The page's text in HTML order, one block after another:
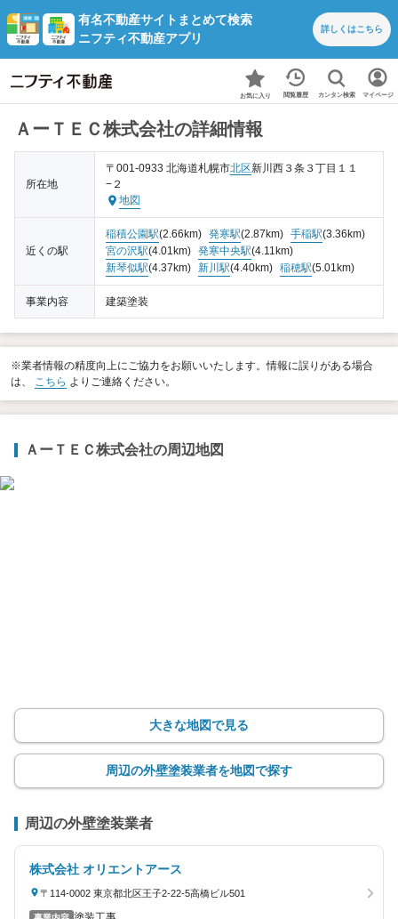
有名不動産サイトまとめて検索
ニフティ不動産アプリ
詳しくはこちら
お気に入り 閲覧履歴 カンタン検索 マイページ
ＡーＴＥＣ株式会社の詳細情報
所在地
〒001-0933 北海道札幌市北区新川西３条３丁目１１
−２
地図
近くの駅
稲積公園駅(2.66km) 発寒駅(2.87km) 手稲駅(3.36km)
宮の沢駅(4.01km) 発寒中央駅(4.11km)
新琴似駅(4.37km) 新川駅(4.40km) 稲穂駅(5.01km)
事業内容 建築塗装
※業者情報の精度向上にご協力をお願いいたします。情報に誤りがある場合
は、 こちら よりご連絡ください。
ＡーＴＥＣ株式会社の周辺地図
大きな地図で見る
周辺の外壁塗装業者を地図で探す
周辺の外壁塗装業者
株式会社 オリエントアース
〒114-0002 東京都北区王子2-22-5高橋ビル501